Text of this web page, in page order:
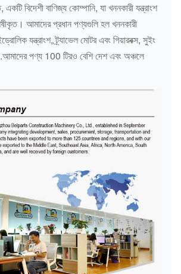
বিদেশী বাণিজ্য কোম্পানি, যা খননকারী যন্ত্রাংশ
আমাদের প্রধান পণ্যগুলি হল খননকারী
যন্ত্রাংশ, ট্র্যাভেল মোটর এবং গিয়ারবক্স, সুইং
পণ্য 100 টিরও বেশি দেশ এবং অঞ্চলে